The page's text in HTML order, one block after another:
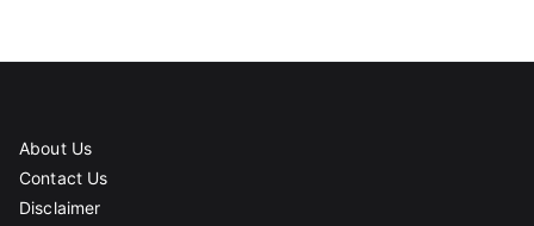
About Us
Contact Us
Disclaimer